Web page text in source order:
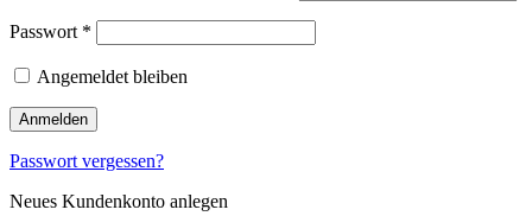
Passwort *
Angemeldet bleiben
Anmelden
Passwort vergessen?
Neues Kundenkonto anlegen